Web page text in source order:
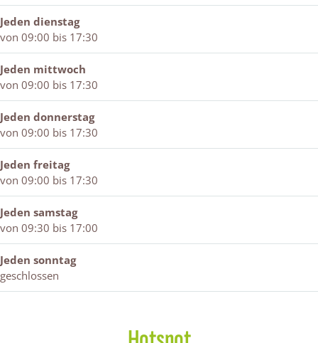
Jeden dienstag
von 09:00 bis 17:30
Jeden mittwoch
von 09:00 bis 17:30
Jeden donnerstag
von 09:00 bis 17:30
Jeden freitag
von 09:00 bis 17:30
Jeden samstag
von 09:30 bis 17:00
Jeden sonntag
geschlossen